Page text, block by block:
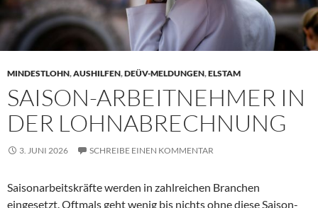
MINDESTLOHN,AUSHILFEN,DEÜV-MELDUNGEN,ELSTAM
SAISON-ARBEITNEHMER IN
DER LOHNABRECHNUNG
3. JUNI 2026 SCHREIBE EINEN KOMMENTAR
Saisonarbeitskräfte werden in zahlreichen Branchen
eingesetzt. Oftmals geht wenig bis nichts ohne diese Saison-